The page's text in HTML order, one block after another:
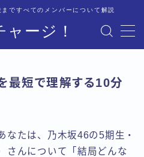
ージ！
ですべてのメンバーについて解説
最短で理解する10分
なたは、乃木坂46の5期生・
さんについて「結局どんな